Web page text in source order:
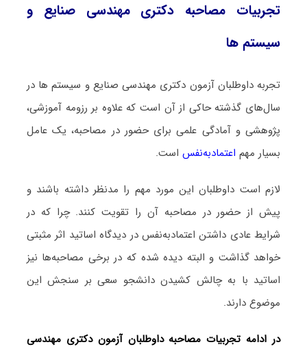
تجربیات مصاحبه دکتری مهندسی صنایع و
سیستم ها
تجربه داوطلبان آزمون دکتری مهندسی صنایع و سیستم ها در
سال‌های گذشته حاکی از آن است که علاوه بر رزومه آموزشی،
پژوهشی و آمادگی علمی برای حضور در مصاحبه، یک عامل
بسیار مهم اعتمادبه‌نفساست.
لازم است داوطلبان این مورد مهم را مدنظر داشته باشند و
پیش از حضور در مصاحبه آن را تقویت کنند. چرا که در
شرایط عادی داشتن اعتمادبه‌نفس در دیدگاه اساتید اثر مثبتی
خواهد گذاشت و البته دیده شده که در برخی مصاحبه‌ها نیز
اساتید با به چالش کشیدن دانشجو سعی بر سنجش این
موضوع دارند.
در ادامه تجربیات مصاحبه داوطلبان آزمون دکتری مهندسی